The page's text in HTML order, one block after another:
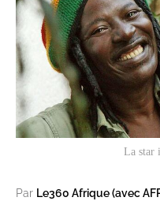
La star
Par Le360 Afrique (avec